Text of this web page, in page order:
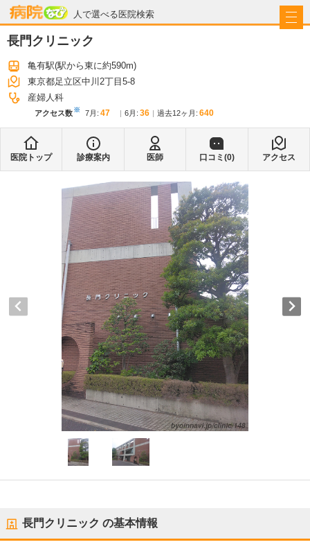
人で選べる医院検索
病院なび
長門クリニック
亀有駅(駅から東に約590m)
東京都足立区中川2丁目5-8
産婦人科
アクセス数※ 7月 : 47 6月 : 36 過去12ヶ月: 640
医院トップ 診療案内 医師 口コミ(0) アクセス
長門クリニック の基本情報